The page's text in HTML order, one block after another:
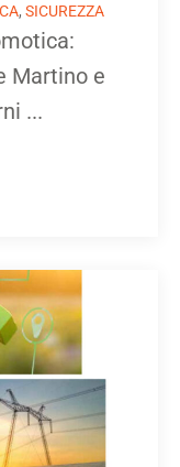
, SICUREZZA
Martino e
...